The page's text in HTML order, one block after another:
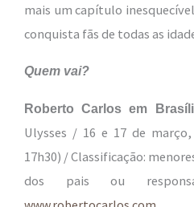
mais um capítulo
conquista fãs de todas as
Quem vai?
Roberto Carlos em
Ulysses / 16 e 17 de
17h30) / Classificação:
dos pais ou